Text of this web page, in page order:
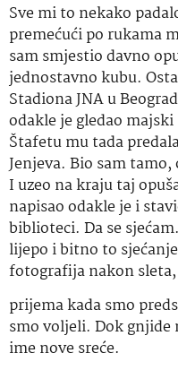
Sve mi to nekako
premećući po rukama
sam smjestio davno
jednostavno kubu.
Stadiona JNA u
odakle je gledao
Štafetu mu tada
Jenjeva. Bio sam
I uzeo na kraju taj
napisao odakle je i
biblioteci. Da se
lijepo i bitno to
fotografija nakon sleta,
prijema kada smo
smo voljeli. Dok gnjide
ime nove sreće.